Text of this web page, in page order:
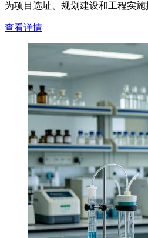
为项目选址、规划建设和工程实施
查看详情